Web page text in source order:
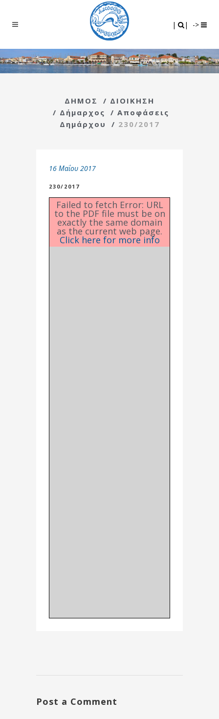
| | ->
ΔΗΜΟΣ / ΔΙΟΙΚΗΣΗ
/ Δήμαρχος / Αποφάσεις
Δημάρχου
/ 230/2017
16 Μαΐου 2017
230/2017
Failed to fetch Error: URL
to the PDF file must be on
exactly the same domain
as the current web page.
Click here for more info
Post a Comment